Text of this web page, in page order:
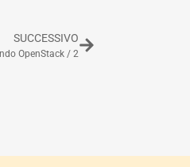
SUCCESSIVO
OpenStack / 2